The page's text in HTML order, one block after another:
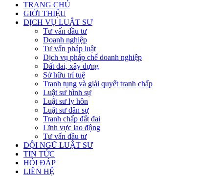
TRANG CHỦ
GIỚI THIỆU
DỊCH VỤ LUẬT SƯ
Tư vấn đầu tư
Doanh nghiệp
Tư vấn pháp luật
Dịch vụ pháp chế doanh nghiệp
Đất đai, xây dựng
Sở hữu trí tuệ
Tranh tụng và giải quyết tranh chấp
Luật sư hình sự
Luật sư ly hôn
Luật sư dân sự
Tranh chấp đất đai
Lĩnh vực lao động
Tư vấn đầu tư
ĐỘI NGŨ LUẬT SƯ
TIN TỨC
HỎI ĐÁP
LIÊN HỆ